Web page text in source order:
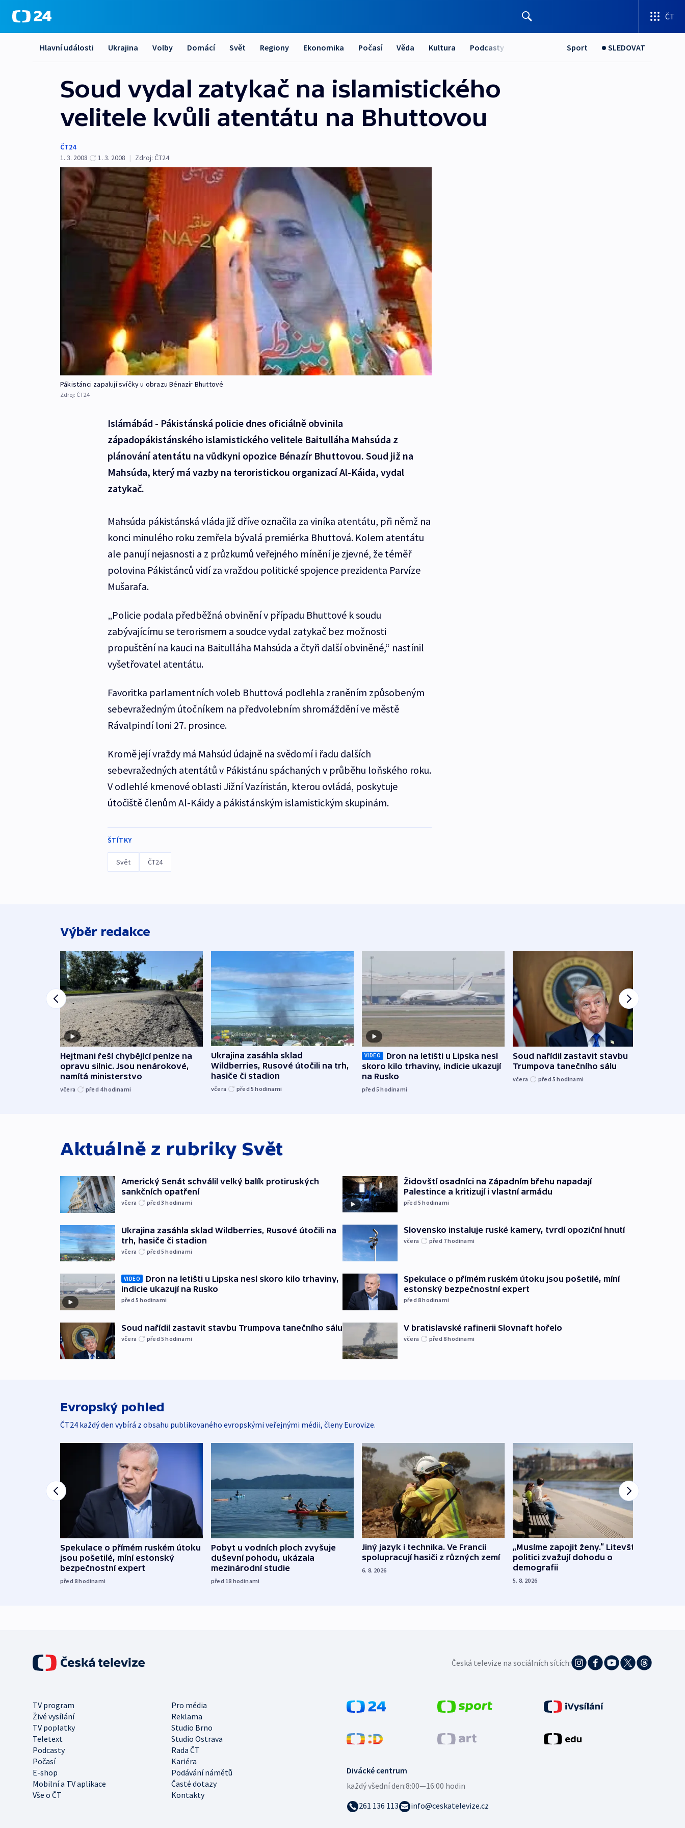
ČT
Hlavní události Ukrajina Volby Domácí Svět Regiony Ekonomika Počasí Věda Kultura Podcasty Sport SLEDOVAT
Soud vydal zatykač na islamistického
velitele kvůli atentátu na Bhuttovou
ČT24
1. 3. 2008
1. 3. 2008 | Zdroj: ČT24
Pákistánci zapalují svíčky u obrazu Bénazír Bhuttové
Zdroj: ČT24
Islámábád - Pákistánská policie dnes oficiálně obvinila
západopákistánského islamistického velitele Baitulláha Mahsúda z
plánování atentátu na vůdkyni opozice Bénazír Bhuttovou. Soud již na
Mahsúda, který má vazby na teroristickou organizací Al-Káida, vydal
zatykač.
Mahsúda pákistánská vláda již dříve označila za viníka atentátu, při němž na
konci minulého roku zemřela bývalá premiérka Bhuttová. Kolem atentátu
ale panují nejasnosti a z průzkumů veřejného mínění je zjevné, že téměř
polovina Pákistánců vidí za vraždou politické spojence prezidenta Parvíze
Mušarafa.
„Policie podala předběžná obvinění v případu Bhuttové k soudu
zabývajícímu se terorismem a soudce vydal zatykač bez možnosti
propuštění na kauci na Baitulláha Mahsúda a čtyři další obviněné,“ nastínil
vyšetřovatel atentátu.
Favoritka parlamentních voleb Bhuttová podlehla zraněním způsobeným
sebevražedným útočníkem na předvolebním shromáždění ve městě
Rávalpindí loni 27. prosince.
Kromě její vraždy má Mahsúd údajně na svědomí i řadu dalších
sebevražedných atentátů v Pákistánu spáchaných v průběhu loňského roku.
V odlehlé kmenové oblasti Jižní Vazíristán, kterou ovládá, poskytuje
útočiště členům Al-Káidy a pákistánským islamistickým skupinám.
ŠTÍTKY
Svět ČT24
Výběr redakce
Hejtmani řeší chybějící peníze na
opravu silnic. Jsou nenárokové,
namítá ministerstvo
včera před 4hodinami
Ukrajina zasáhla sklad
Wildberries, Rusové útočili na trh,
hasiče či stadion
včera před 5hodinami
VIDEO
Dron na letišti u Lipska nesl
skoro kilo trhaviny, indicie ukazují
na Rusko
před 5hodinami
Soud nařídil zastavit stavbu
Trumpova tanečního sálu
včera před 5hodinami
Aktuálně z rubriky Svět
Americký Senát schválil velký balík protiruských
sankčních opatření
včera před 3hodinami
Ukrajina zasáhla sklad Wildberries, Rusové útočili na
trh, hasiče či stadion
včera před 5hodinami
VIDEO
Dron na letišti u Lipska nesl skoro kilo trhaviny,
indicie ukazují na Rusko
před 5hodinami
Soud nařídil zastavit stavbu Trumpova tanečního sálu
včera před 5hodinami
Židovští osadníci na Západním břehu napadají
Palestince a kritizují i vlastní armádu
před 5hodinami
Slovensko instaluje ruské kamery, tvrdí opoziční hnutí
včera před 7hodinami
Spekulace o přímém ruském útoku jsou pošetilé, míní
estonský bezpečnostní expert
před 8hodinami
V bratislavské rafinerii Slovnaft hořelo
včera před 8hodinami
Evropský pohled
ČT24 každý den vybírá z obsahu publikovaného evropskými veřejnými médii, členy Eurovize.
Spekulace o přímém ruském útoku
jsou pošetilé, míní estonský
bezpečnostní expert
před 8hodinami
Pobyt u vodních ploch zvyšuje
duševní pohodu, ukázala
mezinárodní studie
před 18 hodinami
Jiný jazyk i technika. Ve Francii
spolupracují hasiči z různých zemí
6. 8. 2026
„Musíme zapojit ženy.“ Litevští
politici zvažují dohodu o
demografii
5. 8. 2026
Česká televize na sociálních sítích:
TV program
Pro média
Živé vysílání
Reklama
TV poplatky
Studio Brno
Teletext
Studio Ostrava
Podcasty
Rada ČT
Počasí
Kariéra
E-shop
Podávání námětů
Mobilní a TV aplikace
Časté dotazy
Vše o ČT
Kontakty
Divácké centrum
každý všední den:8:00—16:00 hodin
261 136 113
info@ceskatelevize.cz